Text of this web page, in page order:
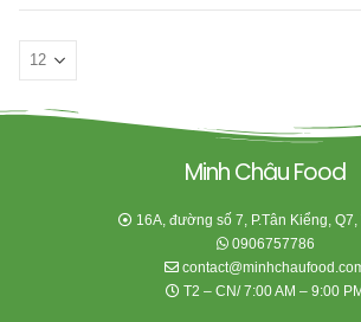
Minh Châu Food
16A, đường số 7, P.Tân Kiểng, Q7,
0906757786
T2 – CN/ 7:00 AM – 9:00